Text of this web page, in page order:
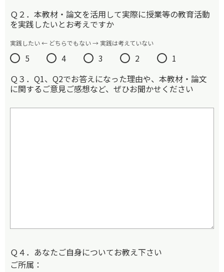
Ｑ２．本教材・論文を活用して実際に授業等の教育活動
を実践したいとお考えですか
実践したい ← どちらでもない → 実践は考えていない
5 4 3 2
1
Ｑ３．Q1、Q2でお答えになった理由や、本教材・論文
に関するご意見ご感想など、ぜひお聞かせください
Ｑ４．あなたご自身についてお教え下さい
ご所属：